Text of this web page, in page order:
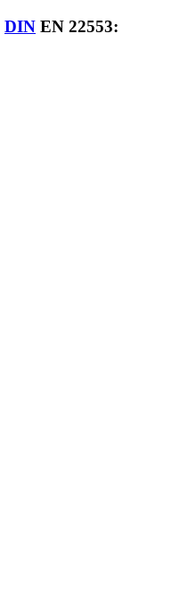
DIN EN 22553: